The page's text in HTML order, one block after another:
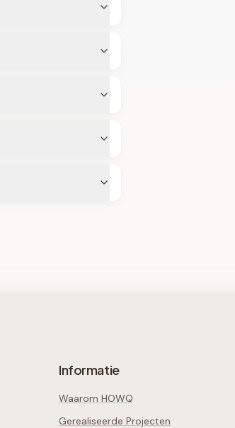
Informatie
Waarom HOWQ
Gerealiseerde Projecten